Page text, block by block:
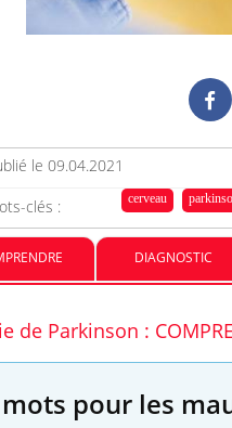
le09.04.2021
clés :
cerveau
DIAGNOSTIC
de Parkinson :
mots pour les